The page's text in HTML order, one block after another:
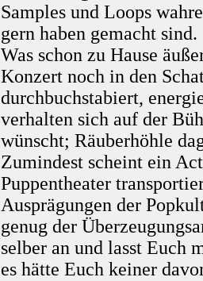
Samples und Loops
gern haben gemacht sind.
Was schon zu Hause
Konzert noch in den
durchbuchstabiert,
verhalten sich auf der
wünscht; Räuberhöhle
Zumindest scheint ein
Puppentheater
Ausprägungen der
genug der
selber an und lasst Euch
es hätte Euch keiner